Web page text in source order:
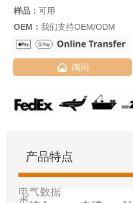
样品： 可用
OEM： 我们支持OEM/ODM
 询问
产品特点
电气数据